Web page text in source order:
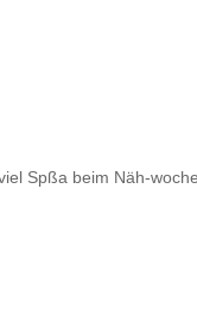
Spßa beim Näh-